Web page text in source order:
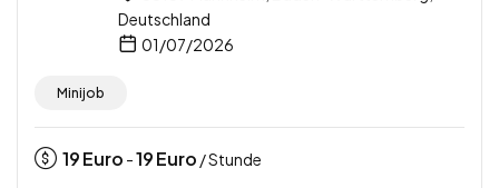
Deutschland
01/07/2026
Minijob
19Euro -19Euro / Stunde